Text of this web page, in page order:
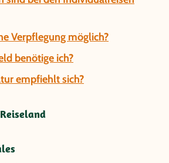
Verpflegung möglich?
benötige ich?
empfiehlt sich?